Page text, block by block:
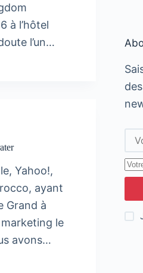
à l’hôtel
l’un…
Yahoo!,
ayant
Grand à
le
avons…